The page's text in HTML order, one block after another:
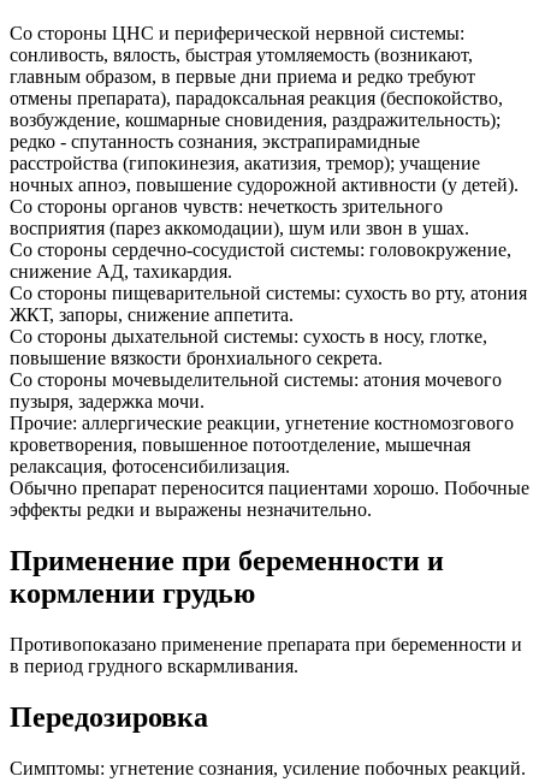
Со стороны ЦНС и периферической нервной системы:
сонливость, вялость, быстрая утомляемость (возникают,
главным образом, в первые дни приема и редко требуют
отмены препарата), парадоксальная реакция (беспокойство,
возбуждение, кошмарные сновидения, раздражительность);
редко - спутанность сознания, экстрапирамидные
расстройства (гипокинезия, акатизия, тремор); учащение
ночных апноэ, повышение судорожной активности (у детей).
Со стороны органов чувств: нечеткость зрительного
восприятия (парез аккомодации), шум или звон в ушах.
Со стороны сердечно-сосудистой системы: головокружение,
снижение АД, тахикардия.
Со стороны пищеварительной системы: сухость во рту, атония
ЖКТ, запоры, снижение аппетита.
Со стороны дыхательной системы: сухость в носу, глотке,
повышение вязкости бронхиального секрета.
Со стороны мочевыделительной системы: атония мочевого
пузыря, задержка мочи.
Прочие: аллергические реакции, угнетение костномозгового
кроветворения, повышенное потоотделение, мышечная
релаксация, фотосенсибилизация.
Обычно препарат переносится пациентами хорошо. Побочные
эффекты редки и выражены незначительно.
Применение при беременности и
кормлении грудью
Противопоказано применение препарата при беременности и
в период грудного вскармливания.
Передозировка
Симптомы: угнетение сознания, усиление побочных реакций.